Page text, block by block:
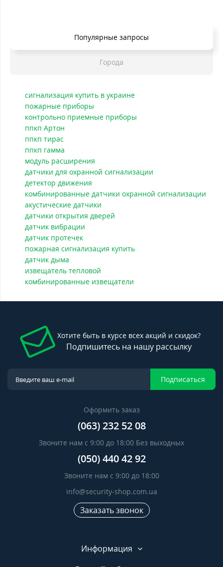
Популярные запросы
Города
сигнализация купить в украине
пожарные приборы
контрольно приемные приборы
ппкп Артон
ппкп тирас
ппкп гамма
модуль расширения
датчики для охранной сигнализации
детектор движения
комбинированные датчики охранной сигнализации
акустические датчики
датчики открытия дверей
датчик вибрации
датчик протечек
пожарная сигнализация купить
датчик дыма
извещатель тепловой
комбинированные извещатели
Хотите быть в курсе всех акций и скидок?
Подпишитесь на нашу рассылку
Подписаться
Оформить заказ
(063) 232 52 08
Звоните нам с 9:00 до 18:00 Без выходных
(050) 440 42 92
Звоните нам с 9:00 до 18:00
info@security-shop.com.ua
Заказать звонок
Информация